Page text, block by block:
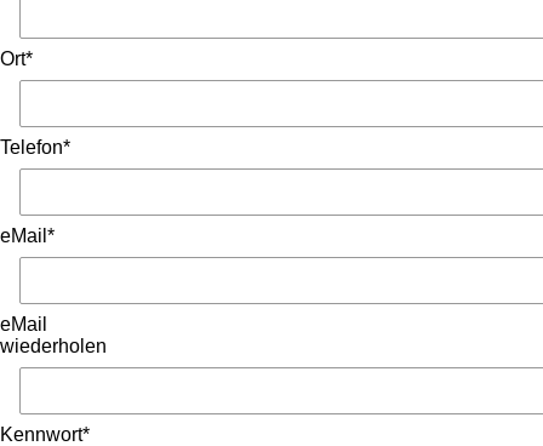
Ort*
Telefon*
eMail*
eMail
wiederholen
Kennwort*